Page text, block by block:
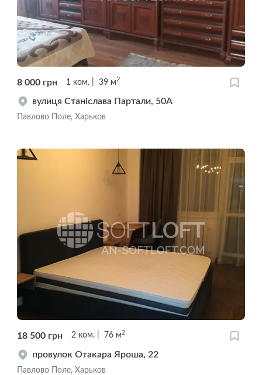
8 000 грн 1 ком. 39 м2
вулиця Станіслава Партали, 50А
Павлово Поле, Харьков
18 500 грн 2 ком. 76 м 2
провулок Отакара Яроша, 22
Павлово Поле, Харьков